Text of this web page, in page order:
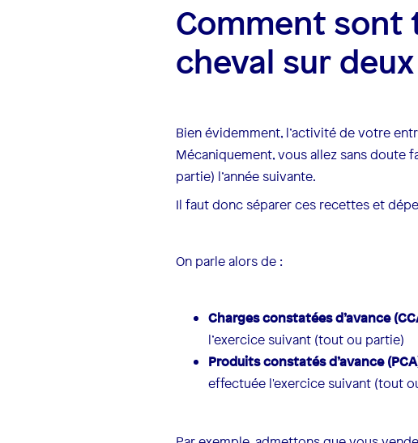
Comment sont
cheval sur
Bien évidemment, l’activité de votre
Mécaniquement, vous allez sans
partie) l’année suivante.
Il faut donc séparer ces recettes et
On parle alors de :
Charges constatées d’avance
l’exercice suivant (tout ou partie)
Produits constatés d’avance
effectuée l'exercice suivant (tout